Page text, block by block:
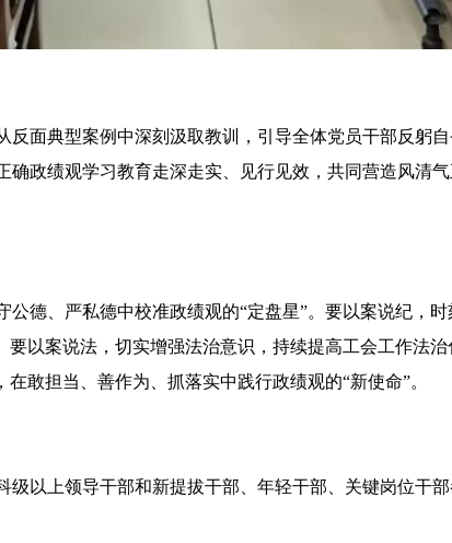
面典型案例中深刻汲取教训，引导全体党员干部反躬
政绩观学习教育走深走实、见行见效，共同营造风清
德、严私德中校准政绩观的“定盘星”。要以案说纪，
以案说法，切实增强法治意识，持续提高工会工作法
敢担当、善作为、抓落实中践行政绩观的“新使命”。
以上领导干部和新提拔干部、年轻干部、关键岗位干部